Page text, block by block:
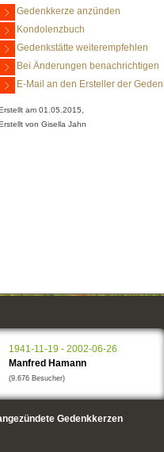
Gedenkkerze anzünden
Kondolenzbuch
Gedenkstätte weiterempfehlen
Bei Änderungen benachrichtigen
E-Mail an den Ersteller der
am 01.05.2015,
von Gisella Jahn
1941-11-19 - 2002-06-26
Manfred Hamann
(9.676 Besucher)
Gedenkkerzen